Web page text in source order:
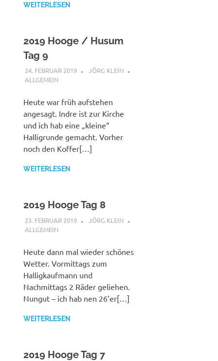
WEITERLESEN
2019 Hooge / Husum
Tag 9
24. FEBRUAR 2019
JÖRG KLEIN
ALLGEMEIN
Heute war früh aufstehen
angesagt. Indre ist zur Kirche
und ich hab eine „kleine“
Halligrunde gemacht. Vorher
noch den Koffer[…]
WEITERLESEN
2019 Hooge Tag 8
23. FEBRUAR 2019
JÖRG KLEIN
ALLGEMEIN
Heute dann mal wieder schönes
Wetter. Vormittags zum
Halligkaufmann und
Nachmittags 2 Räder geliehen.
Nungut – ich hab nen 26’er[…]
WEITERLESEN
2019 Hooge Tag 7